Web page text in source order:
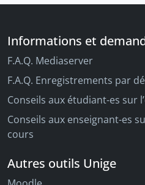
Informations et
F.A.Q. Mediaserver
F.A.Q. Enregistrements par
Conseils aux étudiant-es sur
Conseils aux enseignant-es
cours
Autres outils Unige